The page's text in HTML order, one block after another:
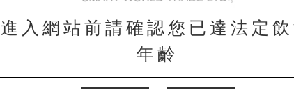
進入網站前請確認您已達法定飲
年齡